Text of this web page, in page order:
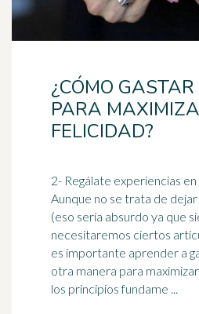
¿CÓMO
PARA
FELICIDAD?
2- Regálate experiencias
Aunque no se trata de
(eso sería absurdo ya que
necesitaremos ciertos
es importante aprender a
otra manera para maximizar la
los principios fundame ...